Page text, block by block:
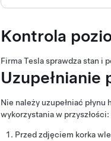
Kontrola
Firma Tesla sprawdza stan i
Uzupełnianie
Nie należy uzupełniać
wykorzystania w przyszłości:
Przed zdjęciem korka